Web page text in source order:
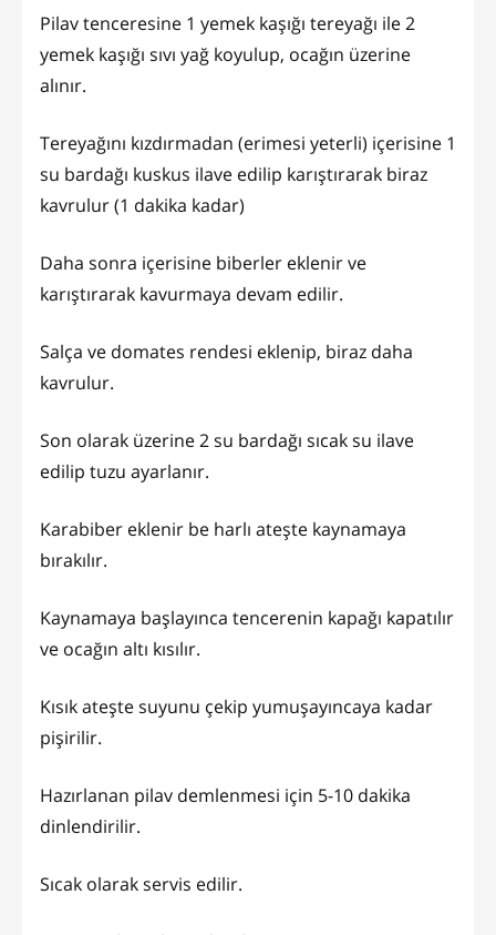
Pilav tenceresine 1 yemek kaşığı tereyağı ile 2
yemek kaşığı sıvı yağ koyulup, ocağın üzerine
alınır.
Tereyağını kızdırmadan (erimesi yeterli) içerisine 1
su bardağı kuskus ilave edilip karıştırarak biraz
kavrulur (1 dakika kadar)
Daha sonra içerisine biberler eklenir ve
karıştırarak kavurmaya devam edilir.
Salça ve domates rendesi eklenip, biraz daha
kavrulur.
Son olarak üzerine 2 su bardağı sıcak su ilave
edilip tuzu ayarlanır.
Karabiber eklenir be harlı ateşte kaynamaya
bırakılır.
Kaynamaya başlayınca tencerenin kapağı kapatılır
ve ocağın altı kısılır.
Kısık ateşte suyunu çekip yumuşayıncaya kadar
pişirilir.
Hazırlanan pilav demlenmesi için 5-10 dakika
dinlendirilir.
Sıcak olarak servis edilir.